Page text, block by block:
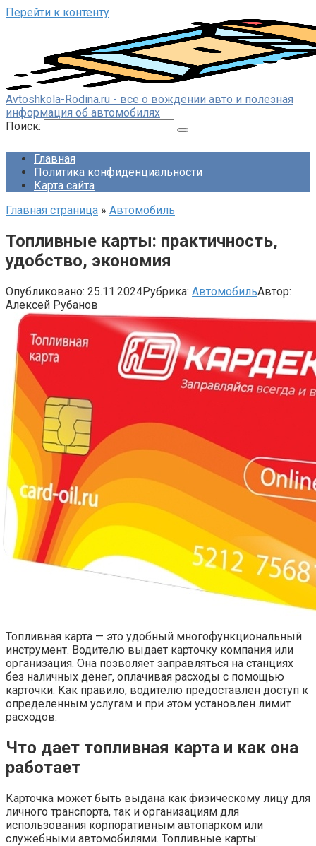
Перейти к контенту
Avtoshkola-Rodina.ru - все о вождении авто и полезная
информация об автомобилях
Поиск:
Главная
Политика конфиденциальности
Карта сайта
Главная страница » Автомобиль
Топливные карты: практичность,
удобство, экономия
Опубликовано: 25.11.2024Рубрика: АвтомобильАвтор:
Алексей Рубанов
Топливная карта — это удобный многофункциональный
инструмент. Водителю выдает карточку компания или
организация. Она позволяет заправляться на станциях
без наличных денег, оплачивая расходы с помощью
карточки. Как правило, водителю предоставлен доступ к
определенным услугам и при этом установлен лимит
расходов.
Что дает топливная карта и как она
работает
Карточка может быть выдана как физическому лицу для
личного транспорта, так и организациям для
использования корпоративным автопарком или
служебными автомобилями. Топливные карты: